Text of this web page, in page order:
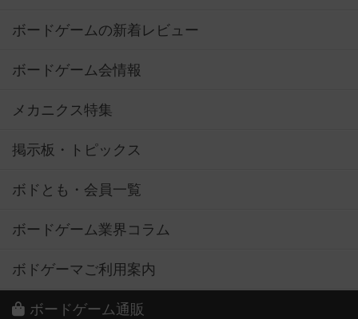
ボードゲームの新着レビュー
ボードゲーム会情報
メカニクス特集
掲示板・トピックス
ボドとも・会員一覧
ボードゲーム業界コラム
ボドゲーマご利用案内
ボードゲーム通販